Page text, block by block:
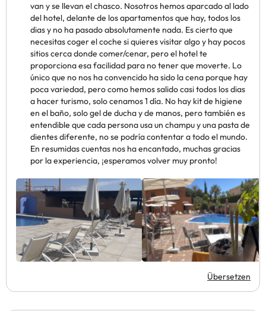
van y se llevan el chasco. Nosotros hemos aparcado al lado
del hotel, delante de los apartamentos que hay, todos los
dias y no ha pasado absolutamente nada. Es cierto que
necesitas coger el coche si quieres visitar algo y hay pocos
sitios cerca donde comer/cenar, pero el hotel te
proporciona esa facilidad para no tener que moverte. Lo
único que no nos ha convencido ha sido la cena porque hay
poca variedad, pero como hemos salido casi todos los dias
a hacer turismo, solo cenamos 1 día. No hay kit de higiene
en el baño, solo gel de ducha y de manos, pero también es
entendible que cada persona usa un champu y una pasta de
dientes diferente, no se podría contentar a todo el mundo.
En resumidas cuentas nos ha encantado, muchas gracias
por la experiencia, ¡esperamos volver muy pronto!
Übersetzen